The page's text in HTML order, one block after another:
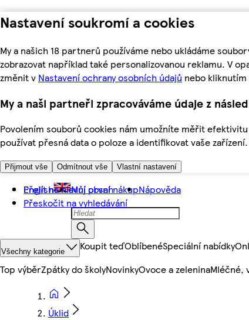
Nastavení soukromí a cookies
My a našich 18 partnerů používáme nebo ukládáme
zobrazovat například také personalizovanou reklamu. V
změnit v Nastavení ochrany osobních údajů nebo
My a naši partneři zpracováváme údaje z
Povolením souborů cookies nám umožníte měřit
používat přesná data o poloze a identifikovat vaše zařízení.
Přijmout vše Odmítnout vše Vlastní nastavení
Přejít na hlavní obsah
Přeskočit na vyhledávání
English Můj první nákupNápověda
Všechny kategorie Koupit teďOblíbenéSpeciální nabídky
Top výběrZpátky do školyNovinkyOvoce a zeleninaMléčné,
Úklid